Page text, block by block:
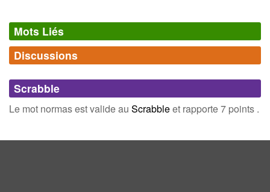
Mots Liés
Synonymes(0)
Mots avec la même signification
Mots liés par leur sémantique
Discussions
Connectez-vous inscrivez-vous
Scrabble
Le mot normas est valide au Scrabbleet rapporte 7 points .